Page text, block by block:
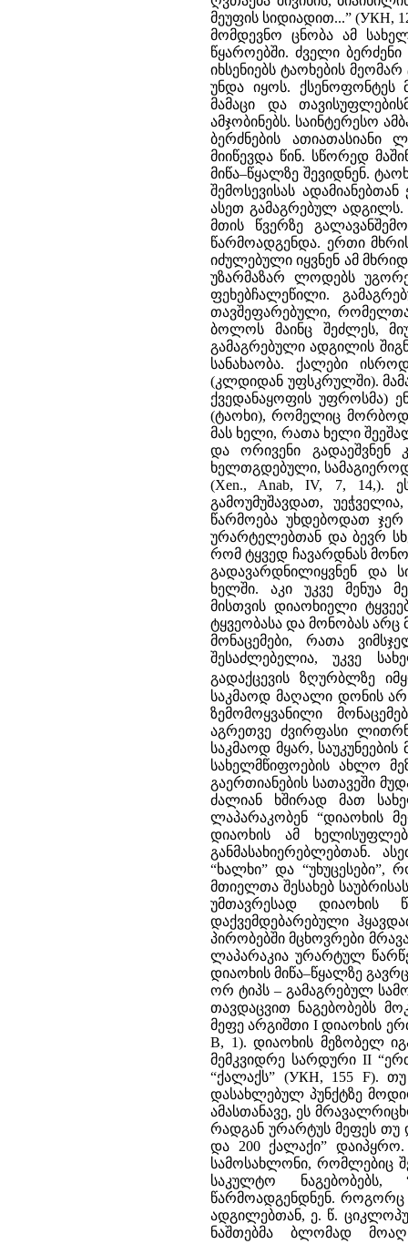
მეუფის სიდიადით...” (УКН,
მომდევნო ცნობა ამ
წყაროებში. ძველი
იხსენიებს ტაოხების
უნდა იყოს. ქსენოფონტეს
მამაცი და
ამჯობინებს. საინტერესო
ბერძნების ათიათასიანი
მიიწევდა წინ. სწორედ
მიწა–წყალზე შევიდნენ.
შემოსევისას
ასეთ გამაგრებულ ადგილს.
მთის წვერზე
წარმოადგენდა. ერთი
იძულებული იყვნენ ამ
უზარმაზარ ლოდებს
ფეხებჩალეწილი.
თავშეფარებული,
ბოლოს მაინც შეძლეს,
გამაგრებული ადგილის
სანახაობა. ქალები
(კლდიდან უფსკრულში).
ქვედანაყოფის უფროსმა)
(ტაოხი), რომელიც
მას ხელი, რათა ხელი
და ორივენი
ხელთგდებული,
(Xen., Anab, IV, 7, 14,).
გამოუმუშავდათ,
წარმოება უხდებოდათ ჯერ
ურარტელებთან და ბევრ
რომ ტყვედ ჩავარდნას
გადავარდნილიყვნენ და
ხელში. აკი უკვე მენუა
მისთვის დიაოხიელი
ტყვეობასა და მონობას არც
მონაცემები, რათა
შესაძლებელია, უკვე
გადაქცევის ზღურბლზე
საკმაოდ მაღალი დონის
ზემომოყვანილი
აგრეთვე ძვირფასი
საკმაოდ მყარ,
სახელმწიფოების ახლო
გაერთიანების სათავეში
ძალიან ხშირად მათ
ლაპარაკობენ “დიაოხის
დიაოხის ამ
განმასახიერებლებთან.
“ხალხი” და
მთიელთა შესახებ
უმთავრესად დიაოხის
დაქვემდებარებული
პირობებში მცხოვრები
ლაპარაკია ურარტულ
დიაოხის მიწა–წყალზე
ორ ტიპს – გამაგრებულ
თავდაცვით ნაგებობებს
მეფე არგიშთი I დიაოხის
B, 1). დიაოხის მეზობელ
მემკვიდრე სარდური II
“ქალაქს” (УКН, 155 F).
დასახლებულ პუნქტზე
ამასთანავე, ეს
რადგან ურარტუს მეფეს თუ
და 200 ქალაქი”
სამოსახლონი, რომლებიც
საკულტო ნაგებობებს,
წარმოადგენდნენ. როგორც
ადგილებთან, ე. წ.
ნაშთებმა ბლომად